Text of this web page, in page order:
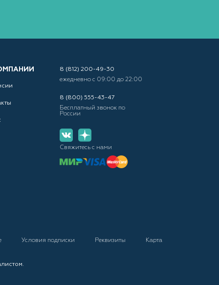
8 (812) 200-49-30
ежедневно с 09:00 до 22:00
8 (800) 555-43-47
Бесплатный звонок по
России
Свяжитесь с нами
Условия подписки Реквизиты
Карта